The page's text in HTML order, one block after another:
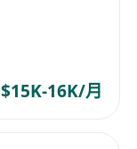
$15K-16K/月